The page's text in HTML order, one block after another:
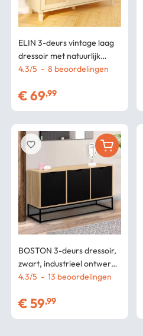
ELIN 3-deurs vintage laag
dressoir met natuurlijk
rieteffect 113 cm
4.3/5 - 8 beoordelingen
€69,99
BOSTON 3-deurs dressoir,
zwart, industrieel ontwerp
113 cm
4.3/5 - 13 beoordelingen
€59,99
favorite_border